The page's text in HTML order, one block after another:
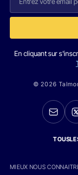
En cliquant sur
© 2026
MIEUX NOUS